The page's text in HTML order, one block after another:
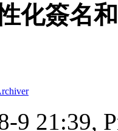
化簽名
9 21:39,